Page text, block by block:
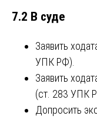
7.2 В суде
Заявить
УПК РФ).
Заявить
(ст. 283 УПК
Допросить